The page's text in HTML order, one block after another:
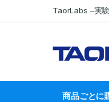
to
to
TaorLabs –実
商品ごとに